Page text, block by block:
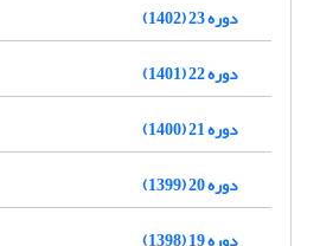
دوره 23 (1402)
دوره 22 (1401)
دوره 21 (1400)
دوره 20 (1399)